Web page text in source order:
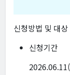
신청방법 및 대상
신청기간